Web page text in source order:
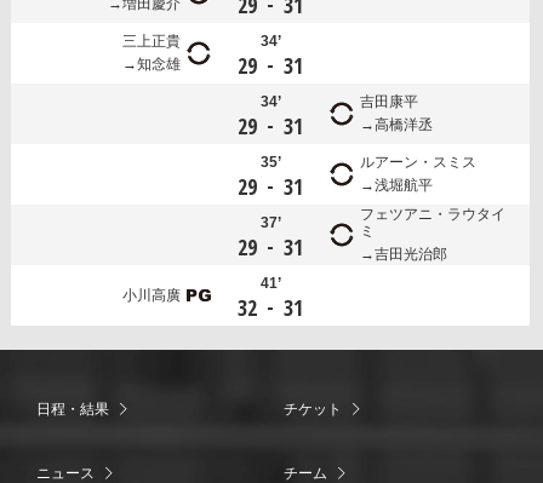
増田慶介
三上正貴
知念雄
34’
29 - 31
34’
29 - 31
吉田康平
高橋洋丞
35’
29 - 31
ルアーン・スミス
浅堀航平
37’
29 - 31
フェツアニ・ラウタイ
ミ
吉田光治郎
小川高廣
41’
32 - 31
日程・結果 チケット
ニュース チーム